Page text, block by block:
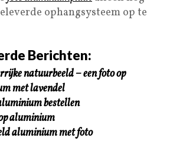
ophangsysteem op te
Berichten:
natuurbeeld – een foto op
met lavendel
bestellen
aluminium
aluminium met foto